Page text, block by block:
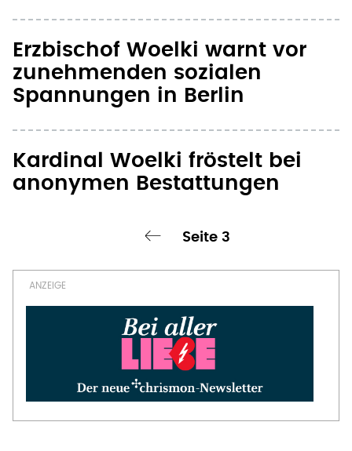
Erzbischof Woelki warnt vor
zunehmenden sozialen
Spannungen in Berlin
Kardinal Woelki fröstelt bei
anonymen Bestattungen
Seite 3